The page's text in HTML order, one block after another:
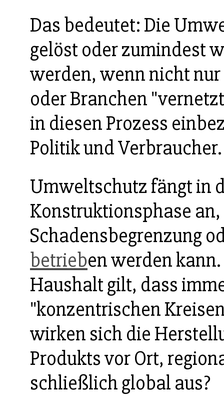
Das bedeutet: Die
gelöst oder zumindest
werden, wenn nicht
oder Branchen
in diesen Prozess
Politik und Verbraucher.
Umweltschutz fängt in
Konstruktionsphase
Schadensbegrenzung
betrieben werden
Haushalt gilt, dass
"konzentrischen
wirken sich die
Produkts vor Ort,
schließlich global aus?